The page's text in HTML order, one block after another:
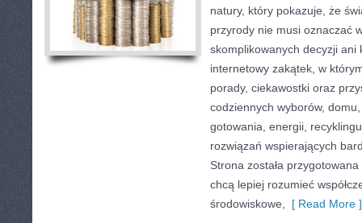
natury, który pokazuje, że
przyrody nie musi oznaczać
skomplikowanych decyzji ani
internetowy zakątek, w
porady, ciekawostki oraz
codziennych wyborów,
gotowania, energii,
rozwiązań wspierających
Strona została
chcą lepiej rozumieć
środowiskowe,
[ Read More ]